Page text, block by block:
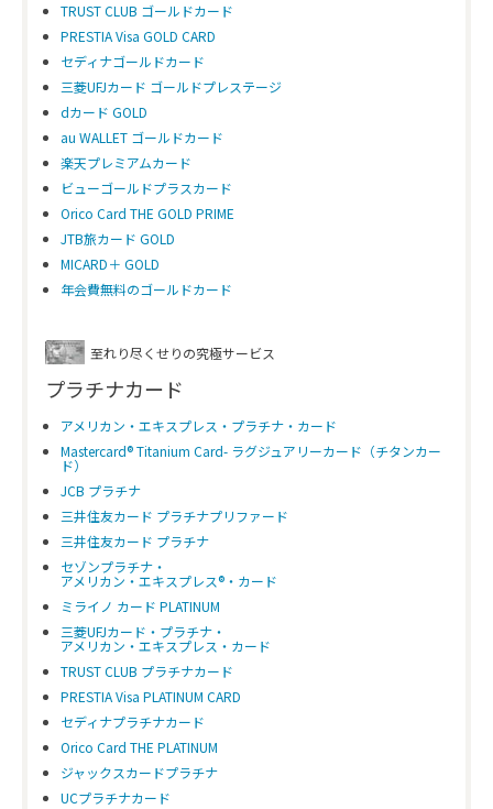
TRUST CLUB ゴールドカード
PRESTIA Visa GOLD CARD
セディナゴールドカード
三菱UFJカード ゴールドプレステージ
dカード GOLD
au WALLET ゴールドカード
楽天プレミアムカード
ビューゴールドプラスカード
Orico Card THE GOLD PRIME
JTB旅カード GOLD
MICARD＋ GOLD
年会費無料のゴールドカード
至れり尽くせりの究極サービス
プラチナカード
アメリカン・エキスプレス・プラチナ・カード
Mastercard® Titanium Card- ラグジュアリーカード（チタンカー
ド）
JCB プラチナ
三井住友カード プラチナプリファード
三井住友カード プラチナ
セゾンプラチナ・
アメリカン・エキスプレス®・カード
ミライノ カード PLATINUM
三菱UFJカード・プラチナ・
アメリカン・エキスプレス・カード
TRUST CLUB プラチナカード
PRESTIA Visa PLATINUM CARD
セディナプラチナカード
Orico Card THE PLATINUM
ジャックスカードプラチナ
UCプラチナカード